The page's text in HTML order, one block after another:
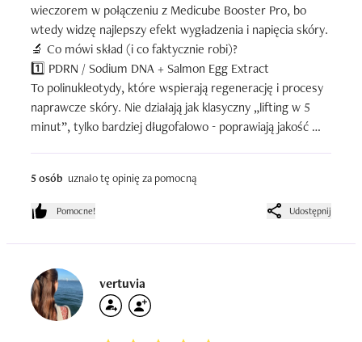
wieczorem w połączeniu z Medicube Booster Pro, bo
wtedy widzę najlepszy efekt wygładzenia i napięcia skóry.
🔬 Co mówi skład (i co faktycznie robi)?
1️⃣ PDRN / Sodium DNA + Salmon Egg Extract
To polinukleotydy, które wspierają regenerację i procesy
naprawcze skóry. Nie działają jak klasyczny „lifting w 5
minut”, tylko bardziej długofalowo - poprawiają jakość
4, Copper Tripeptide-1, Acetyl Hexapeptide-8)
To bardzo mocny punkt tego serum. Peptydy:
wspierają produkcję kolagenu,
poprawiają jędrność, delikatnie wygładzają drobne
Szczególnie Copper Tripeptide-1 to składnik ceniony w
pielęgnacji anti-aging.
3️⃣ Niacynamid
5 osób uznało tę opinię za pomocną
Pomocne! Udostępnij
vertuvia